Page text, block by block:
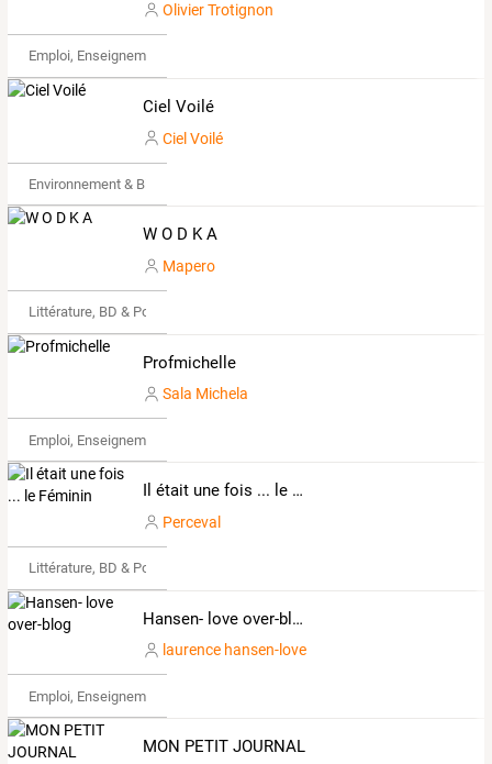
Olivier Trotignon
Emploi, Enseignement & Etudes
Ciel Voilé
Ciel Voilé
Environnement & Bio
W O D K A
Mapero
Littérature, BD & Poésie
Profmichelle
Sala Michela
Emploi, Enseignement & Etudes
Il était une fois ... le Féminin
Perceval
Littérature, BD & Poésie
Hansen- love over-blog
laurence hansen-love
Emploi, Enseignement & Etudes
MON PETIT JOURNAL